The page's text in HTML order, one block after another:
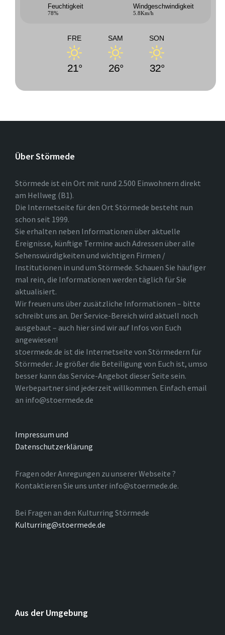
Feuchtigkeit
78%
Windgeschwindigkeit
5.8Km/h
FRE
21°
SAM
26°
SON
32°
Über Störmede
Störmede ist ein Ort mit rund 2.500 Einwohnern direkt
am Hellweg (B1).
Die Internetseite für den Ort Störmede besteht nun
schon seit 1999.
Sie erhalten neben Informationen über aktuelle
Ereignisse, künftige Termine auch Adressen über alle
Sehenswürdigkeiten und wichtigen Firmen /
Institutionen in und um Störmede. Schauen Sie häufiger
mal rein, die Informationen werden täglich für Sie
aktualisiert.
Wir freuen uns über zusätzliche Informationen – bitte
schreibt uns an. Der Service-Bereich wird aktuell noch
ausgebaut – auch hier sind wir auf Infos von Euch
angewiesen!
stoermede.de ist die Internetseite von Störmedern für
Störmeder. Je größer die Beteiligung von Euch ist, umso
besser kann das Service-Angebot dieser Seite sein.
Werbepartner sind jederzeit willkommen. Einfach email
an info@stoermede.de
Impressum und
Datenschutzerklärung
Fragen oder Anregungen zu unserer Webseite ?
Kontaktieren Sie uns unter info@stoermede.de.
Bei Fragen an den Kulturring Störmede
Kulturring@stoermede.de
Aus der Umgebung